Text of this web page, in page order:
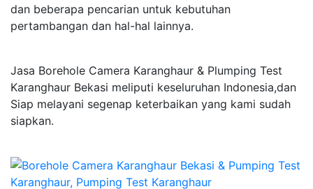
dan beberapa pencarian untuk kebutuhan
pertambangan dan hal-hal lainnya.
Jasa Borehole Camera Karanghaur & Plumping Test
Karanghaur Bekasi meliputi keseluruhan Indonesia,dan
Siap melayani segenap keterbaikan yang kami sudah
siapkan.